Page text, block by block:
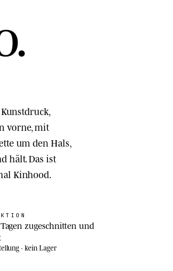
€ .
vorne, mit
um den Hals,
hält. Das ist
Kinhood.
zugeschnitten und
· kein Lager